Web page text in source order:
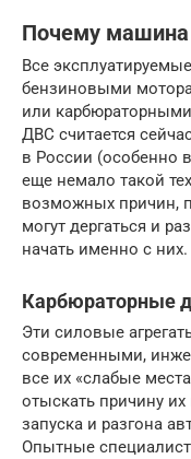
Почему машина
Все
бензиновыми
или
ДВС считается
в России (особенно
еще немало такой
возможных причин,
могут дергаться и
начать именно с них.
Карбюраторные
Эти силовые
современными,
все их «слабые
отыскать причину
запуска и разгона
Опытные